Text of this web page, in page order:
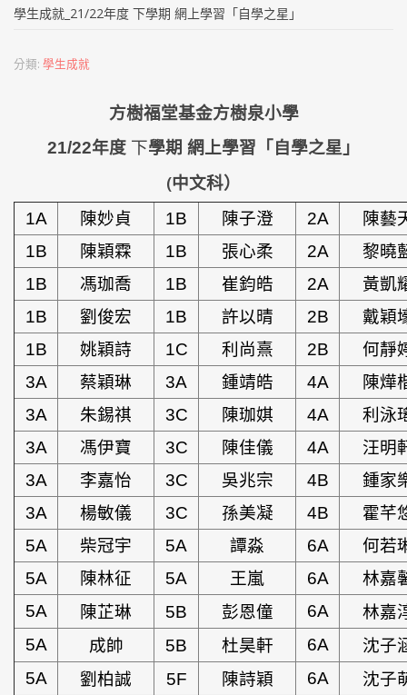
學生成就_21/22年度 下學期 網上學習「自學之星」
分類: 學生成就
方樹福堂基金方樹泉小學
21/22年度 下學期 網上學習「自學之星」
(中文科）
1A 陳妙貞 1B 陳子澄 2A
陳藝
1B
陳穎霖 1B 張心柔 2A
黎曉
1B
馮珈喬 1B 崔鈞皓 2A
黃凱
1B
劉俊宏 1B 許以晴 2B
戴穎
1B
姚穎詩 1C 利尚熹 2B
何靜
3A
蔡穎琳 3A 鍾靖皓 4A
陳燁
3A
朱錫祺 3C 陳珈娸 4A
利泳
3A
馮伊寶 3C 陳佳儀 4A
汪明
3A
李嘉怡 3C 吳兆宗 4B
鍾家
3A
楊敏儀 3C 孫美凝 4B
霍芊
5A
柴冠宇 5A 譚淼 6A
何若
5A
陳林征 5A 王嵐 6A
林嘉
5A
陳芷琳 5B 彭恩僮 6A
林嘉
5A
成帥 5B 杜昊軒 6A
沈子
5A
劉柏誠 5F 陳詩穎 6A 沈子